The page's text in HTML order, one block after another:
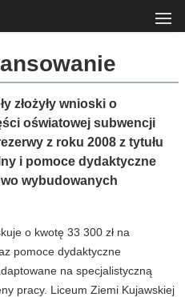
złożyły wnioski o
oświatowej subwencji
z roku 2008 z tytułu
i pomoce dydaktyczne
wybudowanych
o kwotę 33 300 zł na
pomoce dydaktyczne
na specjalistyczną
pracy. Liceum Ziemi Kujawskiej